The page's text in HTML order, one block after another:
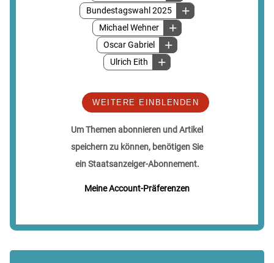
Bundestagswahl 2025
Michael Wehner
Oscar Gabriel
Ulrich Eith
WEITERE EINBLENDEN
Um Themen abonnieren und Artikel
speichern zu können, benötigen Sie
ein Staatsanzeiger-Abonnement.
Meine Account-Präferenzen